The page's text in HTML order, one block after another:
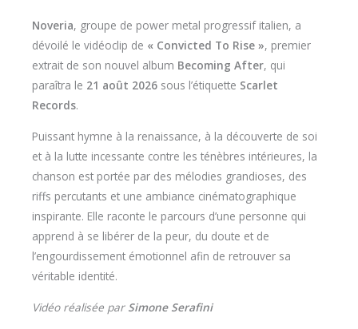
Noveria, groupe de power metal progressif italien, a
dévoilé le vidéoclip de « Convicted To Rise », premier
extrait de son nouvel album Becoming After, qui
paraîtra le 21 août 2026 sous l’étiquette Scarlet
Records.
Puissant hymne à la renaissance, à la découverte de soi
et à la lutte incessante contre les ténèbres intérieures, la
chanson est portée par des mélodies grandioses, des
riffs percutants et une ambiance cinématographique
inspirante. Elle raconte le parcours d’une personne qui
apprend à se libérer de la peur, du doute et de
l’engourdissement émotionnel afin de retrouver sa
véritable identité.
Vidéo réalisée par Simone Serafini